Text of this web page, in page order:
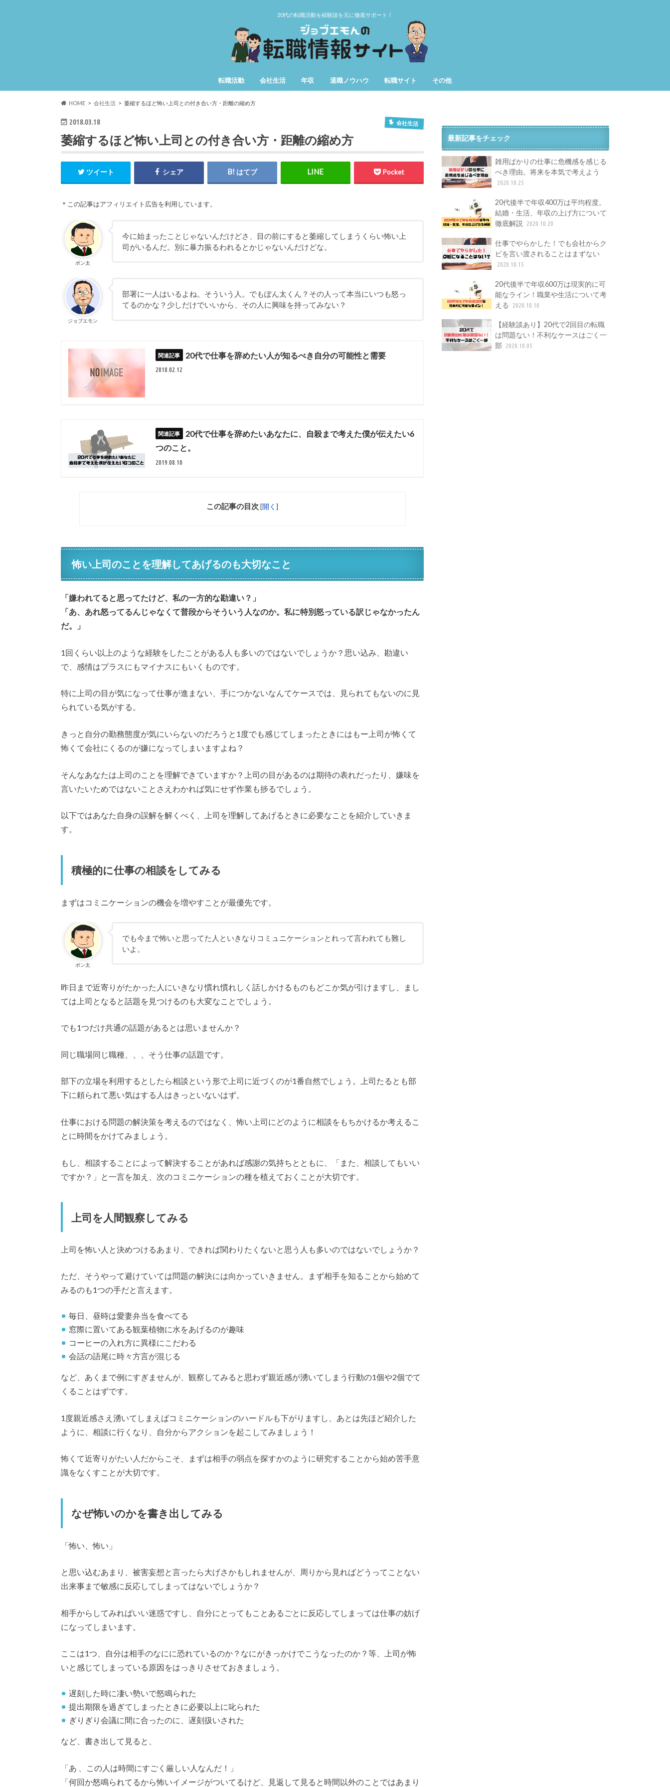
20代の転職活動を経験談を元に徹底サポート！
転職活動 会社生活 年収 退職ノウハウ 転職サイト その他
HOME 会社生活 萎縮するほど怖い上司との付き合い方・距離の縮め方
2018.03.18 会社生活
萎縮するほど怖い上司との付き合い方・距離の縮め方
ツイート シェア はてブ Pocket
＊この記事はアフィリエイト広告を利用しています。
ポン太
今に始まったことじゃないんだけどさ、目の前にすると萎縮してしまうくらい怖い上
司がいるんだ。別に暴力振るわれるとかじゃないんだけどな。
ジョブエモン
部署に一人はいるよね。そういう人。でもぽん太くん？その人って本当にいつも怒っ
てるのかな？少しだけでいいから、その人に興味を持ってみない？
20代で仕事を辞めたい人が知るべき自分の可能性と需要
2018.02.12
20代で仕事を辞めたいあなたに、自殺まで考えた僕が伝えたい6
つのこと。
2019.08.10
この記事の目次 [開く ]
怖い上司のことを理解してあげるのも大切なこと
「嫌われてると思ってたけど、私の一方的な勘違い？」
「あ、あれ怒ってるんじゃなくて普段からそういう人なのか。私に特別怒っている訳じゃなかったん
だ。」
1回くらい以上のような経験をしたことがある人も多いのではないでしょうか？思い込み、勘違い
で、感情はプラスにもマイナスにもいくものです。
特に上司の目が気になって仕事が進まない、手につかないなんてケースでは、見られてもないのに見
られている気がする。
きっと自分の勤務態度が気にいらないのだろうと1度でも感じてしまったときにはもー上司が怖くて
怖くて会社にくるのが嫌になってしまいますよね？
そんなあなたは上司のことを理解できていますか？上司の目があるのは期待の表れだったり、嫌味を
言いたいためではないことさえわかれば気にせず作業も捗るでしょう。
以下ではあなた自身の誤解を解くべく、上司を理解してあげるときに必要なことを紹介していきま
す。
積極的に仕事の相談をしてみる
まずはコミニケーションの機会を増やすことが最優先です。
ポン太
でも今まで怖いと思ってた人といきなりコミュニケーションとれって言われても難し
いよ。
昨日まで近寄りがたかった人にいきなり慣れ慣れしく話しかけるものもどこか気が引けますし、まし
ては上司となると話題を見つけるのも大変なことでしょう。
でも1つだけ共通の話題があるとは思いませんか？
同じ職場同じ職種、、、そう仕事の話題です。
部下の立場を利用するとしたら相談という形で上司に近づくのが1番自然でしょう。上司たるとも部
下に頼られて悪い気はする人はきっといないはず。
仕事における問題の解決策を考えるのではなく、怖い上司にどのように相談をもちかけるか考えるこ
とに時間をかけてみましょう。
もし、相談することによって解決することがあれば感謝の気持ちとともに、「また、相談してもいい
ですか？」と一言を加え、次のコミニケーションの種を植えておくことが大切です。
上司を人間観察してみる
上司を怖い人と決めつけるあまり、できれば関わりたくないと思う人も多いのではないでしょうか？
ただ、そうやって避けていては問題の解決には向かっていきません。まず相手を知ることから始めて
みるのも1つの手だと言えます。
毎日、昼時は愛妻弁当を食べてる
窓際に置いてある観葉植物に水をあげるのが趣味
コーヒーの入れ方に異様にこだわる
会話の語尾に時々方言が混じる
など、あくまで例にすぎませんが、観察してみると思わず親近感が湧いてしまう行動の1個や2個でて
くることはずです。
1度親近感さえ湧いてしまえばコミニケーションのハードルも下がりますし、あとは先ほど紹介した
ように、相談に行くなり、自分からアクションを起こしてみましょう！
怖くて近寄りがたい人だからこそ、まずは相手の弱点を探すかのように研究することから始め苦手意
識をなくすことが大切です。
なぜ怖いのかを書き出してみる
「怖い、怖い」
と思い込むあまり、被害妄想と言ったら大げさかもしれませんが、周りから見ればどうってことない
出来事まで敏感に反応してしまってはないでしょうか？
相手からしてみればいい迷惑ですし、自分にとってもことあるごとに反応してしまっては仕事の妨げ
になってしまいます。
ここは1つ、自分は相手のなにに恐れているのか？なにがきっかけでこうなったのか？等、上司が怖
いと感じてしまっている原因をはっきりさせておきましょう。
遅刻した時に凄い勢いで怒鳴られた
提出期限を過ぎてしまったときに必要以上に叱られた
ぎりぎり会議に間に合ったのに、遅刻扱いされた
など、書き出して見ると、
「あ 、この人は時間にすごく厳しい人なんだ！」
「何回か怒鳴られてるから怖いイメージがついてるけど、見返して見ると時間以外のことではあまり
最新記事をチェック
雑用ばかりの仕事に危機感を感じる
べき理由。将来を本気で考えよう
2020.10.25
20代後半で年収400万は平均程度。
結婚・生活、年収の上げ方について
徹底解説
2020.10.20
仕事でやらかした！でも会社からク
ビを言い渡されることはまずない
2020.10.15
20代後半で年収600万は現実的に可
能なライン！職業や生活について考
える
2020.10.10
【経験談あり】20代で2回目の転職
は問題ない！不利なケースはごく一
部
2020.10.05